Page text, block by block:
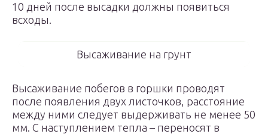
10 дней после высадки должны появиться
всходы.
Высаживание на грунт
Высаживание побегов в горшки проводят
после появления двух листочков, расстояние
между ними следует выдерживать не менее 50
мм. С наступлением тепла – переносят в